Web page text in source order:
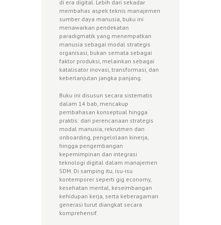
di era digital. Lebih dari sekadar
membahas aspek teknis manajemen
sumber daya manusia, buku ini
menawarkan pendekatan
paradigmatik yang menempatkan
manusia sebagai modal strategis
organisasi, bukan semata sebagai
faktor produksi, melainkan sebagai
katalisator inovasi, transformasi, dan
keberlanjutan jangka panjang.
Buku ini disusun secara sistematis
dalam 14 bab, mencakup
pembahasan konseptual hingga
praktis: dari perencanaan strategis
modal manusia, rekrutmen dan
onboarding, pengelolaan kinerja,
hingga pengembangan
kepemimpinan dan integrasi
teknologi digital dalam manajemen
SDM. Di samping itu, isu-isu
kontemporer seperti gig economy,
kesehatan mental, keseimbangan
kehidupan kerja, serta keberagaman
generasi turut diangkat secara
komprehensif.